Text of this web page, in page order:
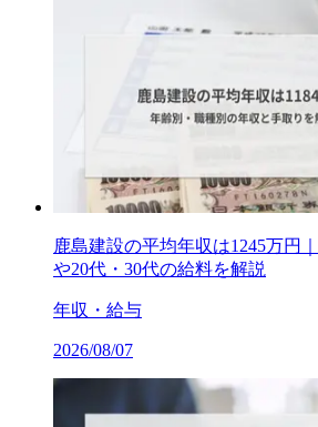
鹿島建設の平均年収は1245万円
や20代・30代の給料を解説
年収・給与
2026/08/07